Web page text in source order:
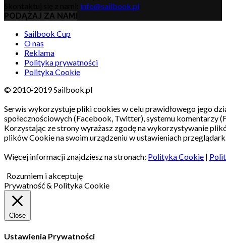
info@sailbook.pl
PODĄŻAJ ZA NAMI
Sailbook Cup
O nas
Reklama
Polityka prywatności
Polityka Cookie
© 2010-2019 Sailbook.pl
Serwis wykorzystuje pliki cookies w celu prawidłowego jego
społecznościowych (Facebook, Twitter), systemu komentarzy
Korzystając ze strony wyrażasz zgodę na wykorzystywanie
plików Cookie na swoim urządzeniu w ustawieniach
Więcej informacji znajdziesz na stronach: Polityka Cookie |
Rozumiem i akceptuję
Prywatność & Polityka Cookie
Close
Ustawienia Prywatności